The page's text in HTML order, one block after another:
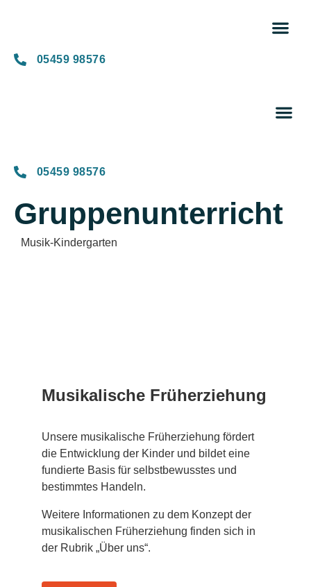
05459 98576
05459 98576
Gruppenunterricht
Musik-Kindergarten
Musikalische Früherziehung
Unsere musikalische Früherziehung fördert
die Entwicklung der Kinder und bildet eine
fundierte Basis für selbstbewusstes und
bestimmtes Handeln.
Weitere Informationen zu dem Konzept der
musikalischen Früherziehung finden sich in
der Rubrik „Über uns“.